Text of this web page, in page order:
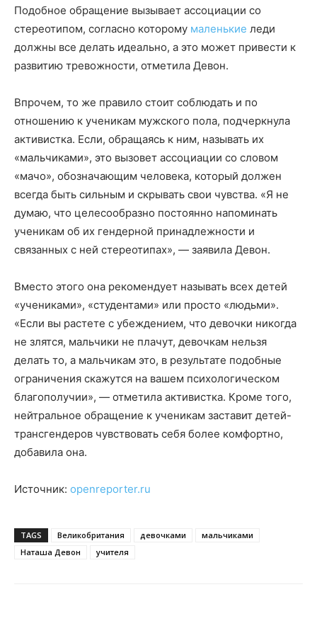
Подобное обращение вызывает ассоциации со
стереотипом, согласно которому маленькие леди
должны все делать идеально, а это может привести к
развитию тревожности, отметила Девон.
Впрочем, то же правило стоит соблюдать и по
отношению к ученикам мужского пола, подчеркнула
активистка. Если, обращаясь к ним, называть их
«мальчиками», это вызовет ассоциации со словом
«мачо», обозначающим человека, который должен
всегда быть сильным и скрывать свои чувства. «Я не
думаю, что целесообразно постоянно напоминать
ученикам об их гендерной принадлежности и
связанных с ней стереотипах», — заявила Девон.
Вместо этого она рекомендует называть всех детей
«учениками», «студентами» или просто «людьми».
«Если вы растете с убеждением, что девочки никогда
не злятся, мальчики не плачут, девочкам нельзя
делать то, а мальчикам это, в результате подобные
ограничения скажутся на вашем психологическом
благополучии», — отметила активистка. Кроме того,
нейтральное обращение к ученикам заставит детей-
трансгендеров чувствовать себя более комфортно,
добавила она.
Источник: openreporter.ru
TAGS Великобритания девочками
мальчиками
Наташа Девон
учителя